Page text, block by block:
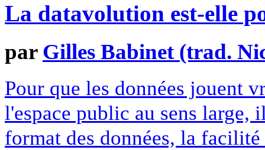
La datavolution est-elle
par Gilles Babinet (trad.
Pour que les données jouent
l'espace public au sens large,
format des données, la